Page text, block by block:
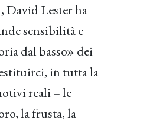
David Lester ha
sensibilità e
dal basso» dei
in tutta la
reali – le
la frusta, la